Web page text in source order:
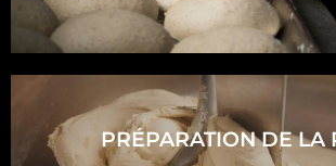
PRÉPARATION DE LA